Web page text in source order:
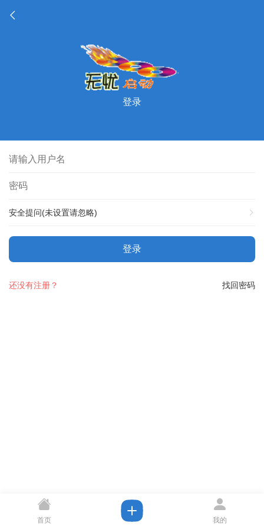
登录
安全提问(未设置请忽略)
登录
找回密码
还没有注册？
首页 我的